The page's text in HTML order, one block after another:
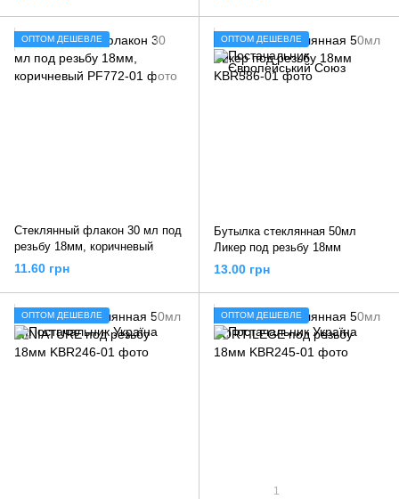
ОПТОМ ДЕШЕВЛЕ
Стеклянный флакон 30 мл под
резьбу 18мм, коричневый
11.60 грн
ОПТОМ ДЕШЕВЛЕ
Бутылка стеклянная 50мл
Ликер под резьбу 18мм
13.00 грн
ОПТОМ ДЕШЕВЛЕ ОПТОМ ДЕШЕВЛЕ
1